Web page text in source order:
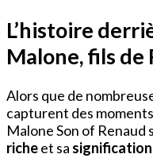
L’histoire
Malone, fils de
Alors que de
capturent des
Malone Son of Renaud
richeet sa